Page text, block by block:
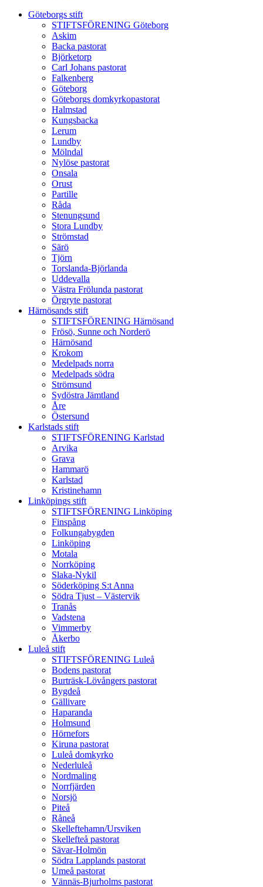
Göteborgs stift
STIFTSFÖRENING Göteborg
Askim
Backa pastorat
Björketorp
Carl Johans pastorat
Falkenberg
Göteborg
Göteborgs domkyrkopastorat
Halmstad
Kungsbacka
Lerum
Lundby
Mölndal
Nylöse pastorat
Onsala
Orust
Partille
Råda
Stenungsund
Stora Lundby
Strömstad
Särö
Tjörn
Torslanda-Björlanda
Uddevalla
Västra Frölunda pastorat
Örgryte pastorat
Härnösands stift
STIFTSFÖRENING Härnösand
Frösö, Sunne och Norderö
Härnösand
Krokom
Medelpads norra
Medelpads södra
Strömsund
Sydöstra Jämtland
Åre
Östersund
Karlstads stift
STIFTSFÖRENING Karlstad
Arvika
Grava
Hammarö
Karlstad
Kristinehamn
Linköpings stift
STIFTSFÖRENING Linköping
Finspång
Folkungabygden
Linköping
Motala
Norrköping
Slaka-Nykil
Söderköping S:t Anna
Södra Tjust – Västervik
Tranås
Vadstena
Vimmerby
Åkerbo
Luleå stift
STIFTSFÖRENING Luleå
Bodens pastorat
Burträsk-Lövångers pastorat
Bygdeå
Gällivare
Haparanda
Holmsund
Hörnefors
Kiruna pastorat
Luleå domkyrko
Nederluleå
Nordmaling
Norrfjärden
Norsjö
Piteå
Råneå
Skelleftehamn/Ursviken
Skellefteå pastorat
Sävar-Holmön
Södra Lapplands pastorat
Umeå pastorat
Vännäs-Bjurholms pastorat